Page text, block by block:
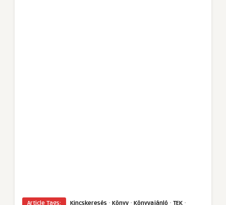
Article Tags: Kincskeresés · Könyv · Könyvajánló · TEK ·